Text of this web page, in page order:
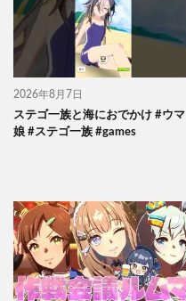
2026年8月7日
ステゴ一族と海におでかけ #ウマ
娘 #ステゴ一族 #games